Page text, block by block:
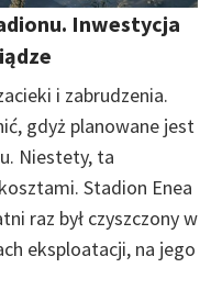
Inwestycja
i zabrudzenia.
gdyż planowane jest
Niestety, ta
Stadion Enea
raz był czyszczony w
eksploatacji, na jego